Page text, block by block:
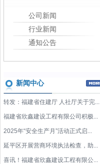
公司新闻
行业新闻
通知公告
新闻中心
转发：福建省住建厅 人社厅关于完...
福建省欣鑫建设工程有限公司积极...
2025年“安全生产月”活动正式启...
延平区开展营商环境执法检查，助...
喜讯！福建省欣鑫建设工程有限公...